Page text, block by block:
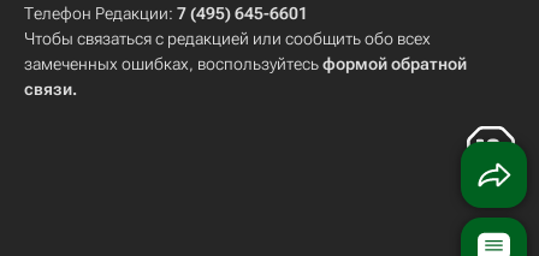
Телефон Редакции: 7 (495) 645-6601
Чтобы связаться с редакцией или сообщить обо всех
замеченных ошибках, воспользуйтесьформой обратной
связи.